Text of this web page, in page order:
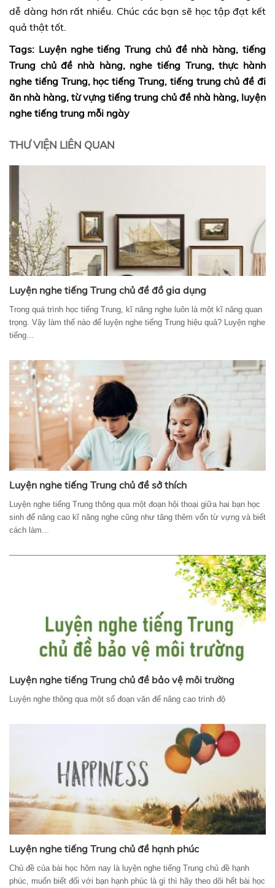
dễ dàng hơn rất nhiều. Chúc các bạn sẽ học tập đạt kết
quả thật tốt.
Tags: Luyện nghe tiếng Trung chủ đề nhà hàng, tiếng
Trung chủ đề nhà hàng, nghe tiếng Trung, thực hành
nghe tiếng Trung, học tiếng Trung, tiếng trung chủ đề đi
ăn nhà hàng, từ vựng tiếng trung chủ đề nhà hàng, luyện
nghe tiếng trung mỗi ngày
THƯ VIỆN LIÊN QUAN
Luyện nghe tiếng Trung chủ đề đồ gia dụng
Trong quá trình học tiếng Trung, kĩ năng nghe luôn là một kĩ năng quan
trọng. Vậy làm thế nào để luyện nghe tiếng Trung hiệu quả? Luyện nghe
tiếng...
Luyện nghe tiếng Trung chủ đề sở thích
Luyện nghe tiếng Trung thông qua một đoạn hội thoại giữa hai bạn học
sinh để nâng cao kĩ năng nghe cũng như tăng thêm vốn từ vựng và biết
cách làm...
Luyện nghe tiếng Trung chủ đề bảo vệ môi trường
Luyện nghe thông qua một số đoạn văn để nâng cao trình độ
Luyện nghe tiếng Trung chủ đề hạnh phúc
Chủ đề của bài học hôm nay là luyện nghe tiếng Trung chủ đề hạnh
phúc, muốn biết đối với bạn hạnh phúc là gì thì hãy theo dõi hết bài học